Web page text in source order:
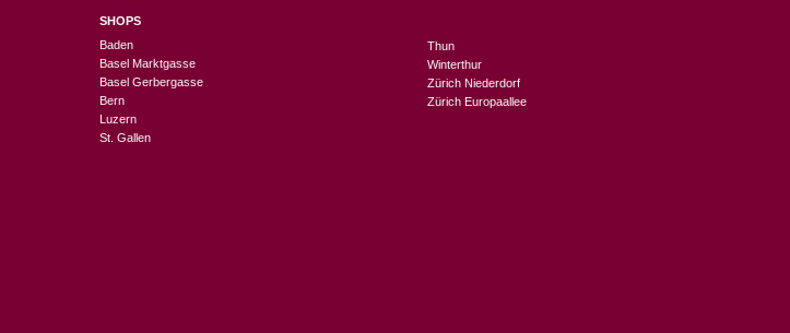
SHOPS
Baden
Basel Marktgasse
Basel Gerbergasse
Bern
Luzern
St. Gallen
Thun
Winterthur
Zürich Niederdorf
Zürich Europaallee